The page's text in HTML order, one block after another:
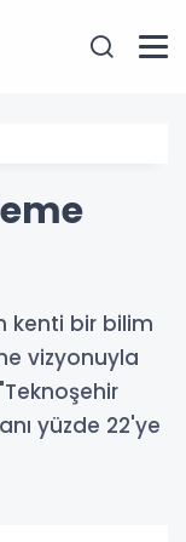
kenti bir bilim
vizyonuyla
yüzde 22'ye